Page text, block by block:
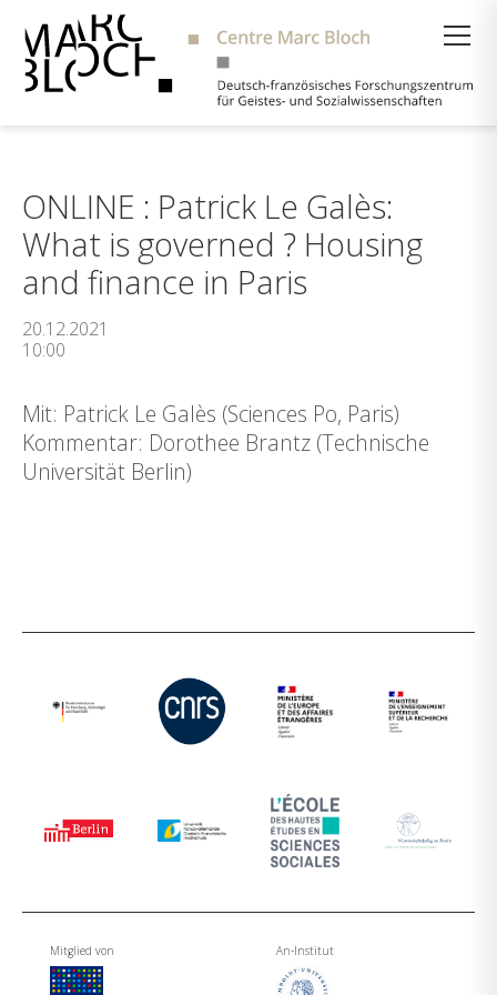
ONLINE : Patrick Le Galès:
What is governed ? Housing
and finance in Paris
20.12.2021
10:00
Mit: Patrick Le Galès (Sciences Po, Paris)
Kommentar: Dorothee Brantz (Technische
Universität Berlin)
Mitglied von An-Institut